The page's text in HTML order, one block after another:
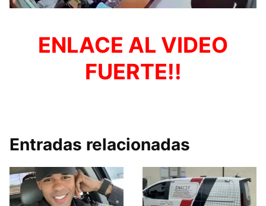
ENLACE AL VIDEO
FUERTE!!
Entradas relacionadas